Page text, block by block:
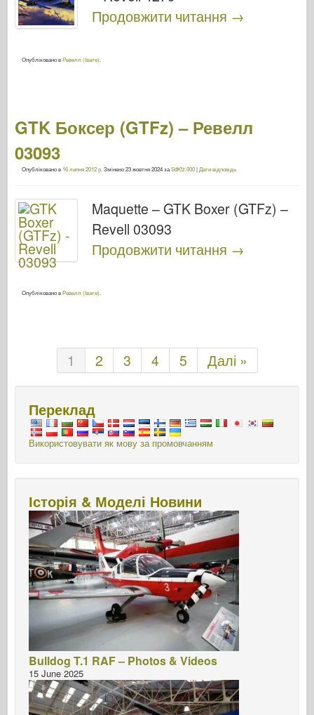
Продовжити читання →
Опубліковано вРевелл (Івате)
GTK Боксер (GTFz) – Ревелл
03093
Опубліковано в 16 липня 2012 р. Змінено23 жовтня 2024заSdKfz.000| Дати відповідь
Maquette – GTK Boxer (GTFz) –
Revell 03093
Продовжити читання →
Опубліковано вРевелл (Івате)
1 2 3 4 5 Далі »
Переклад
Використовувати як мову за промовчанням
Історія & Моделі Новини
Bulldog T.1 RAF – Photos & Videos
15 June 2025